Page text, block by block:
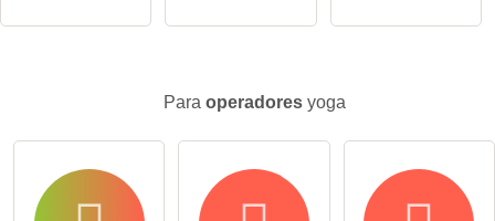
Para operadoresyoga